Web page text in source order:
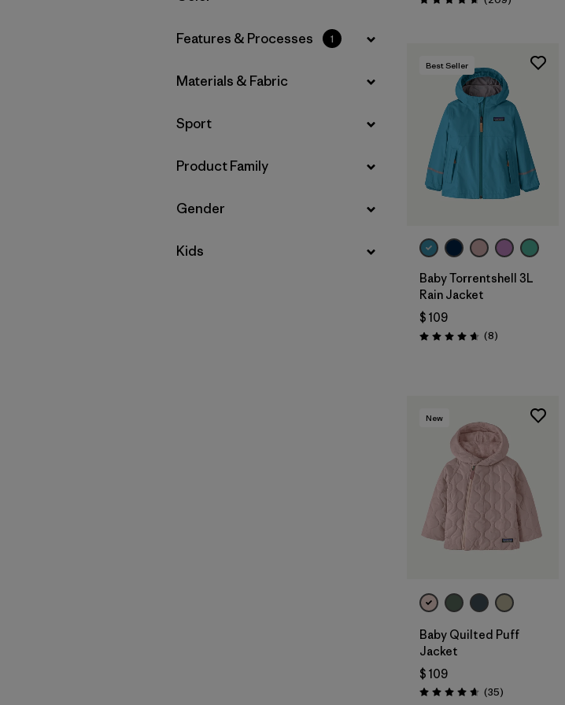
Filtrar por
Features & Processes 1
Filtrar por
Materials & Fabric
Filtrar por
Sport
Filtrar por
Product Family
Filtrar por
Gender
Filtrar por
Kids
Valoración: 4.7 / 5
Best Seller
Baby Torrentshell 3L
Rain Jacket
$ 109
Valoración: 4.6 / 5
(8Comentarios
)
New
Baby Quilted Puff
Jacket
$ 109
Valoración: 4.7 / 5
(35Comentarios
)